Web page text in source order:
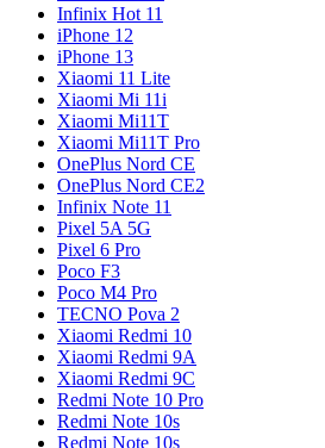
Infinix Hot 11
iPhone 12
iPhone 13
Xiaomi 11 Lite
Xiaomi Mi 11i
Xiaomi Mi11T
Xiaomi Mi11T Pro
OnePlus Nord CE
OnePlus Nord CE2
Infinix Note 11
Pixel 5A 5G
Pixel 6 Pro
Poco F3
Poco M4 Pro
TECNO Pova 2
Xiaomi Redmi 10
Xiaomi Redmi 9A
Xiaomi Redmi 9C
Redmi Note 10 Pro
Redmi Note 10s
Redmi Note 10s